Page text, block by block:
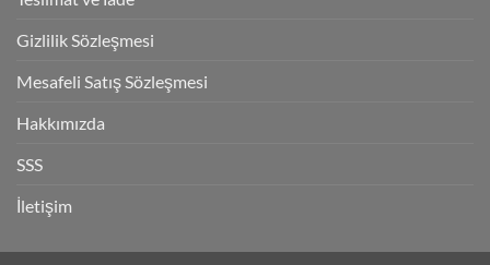
Gizlilik Sözleşmesi
Mesafeli Satış Sözleşmesi
Hakkımızda
SSS
İletişim